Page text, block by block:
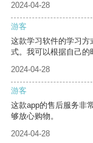
2024-04-28
游客
这款学习软件的学习
式。我可以根据自己的
2024-04-28
游客
这款app的售后服务非
够放心购物。
2024-04-28